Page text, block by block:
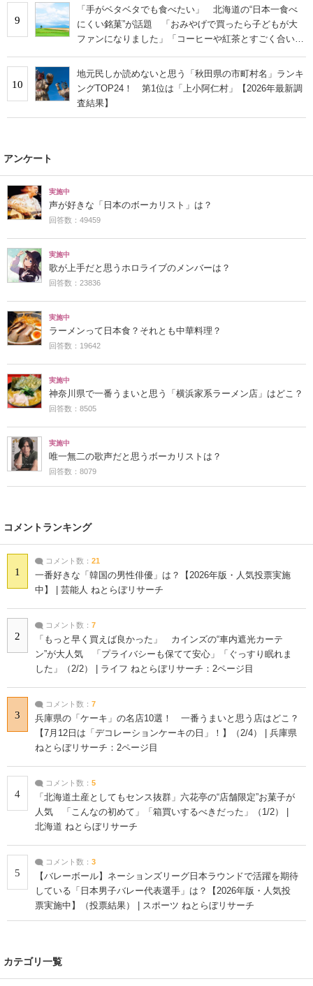
9
「手がベタベタでも食べたい」 北海道の“日本一食べ
にくい銘菓”が話題 「おみやげで買ったら子どもが大
ファンになりました」「コーヒーや紅茶とすごく合いま
10
地元民しか読めないと思う「秋田県の市町村名」ランキ
ングTOP24！ 第1位は「上小阿仁村」【2026年最新調
査結果】
アンケート
実施中
声が好きな「日本のボーカリスト」は？
回答数：49459
実施中
歌が上手だと思うホロライブのメンバーは？
回答数：23836
実施中
ラーメンって日本食？それとも中華料理？
回答数：19642
実施中
神奈川県で一番うまいと思う「横浜家系ラーメン店」はどこ？
回答数：8505
実施中
唯一無二の歌声だと思うボーカリストは？
回答数：8079
コメントランキング
1
コメント数： 21
一番好きな「韓国の男性俳優」は？【2026年版・人気投票実施
中】 | 芸能人 ねとらぼリサーチ
2
コメント数： 7
「もっと早く買えば良かった」 カインズの“車内遮光カーテ
ン”が大人気 「プライバシーも保てて安心」「ぐっすり眠れま
した」（2/2） | ライフ ねとらぼリサーチ：2ページ目
3
コメント数： 7
兵庫県の「ケーキ」の名店10選！ 一番うまいと思う店はどこ？
【7月12日は「デコレーションケーキの日」！】（2/4） | 兵庫県
ねとらぼリサーチ：2ページ目
4
コメント数： 5
「北海道土産としてもセンス抜群」六花亭の“店舗限定”お菓子が
人気 「こんなの初めて」「箱買いするべきだった」（1/2） |
北海道 ねとらぼリサーチ
5
コメント数： 3
【バレーボール】ネーションズリーグ日本ラウンドで活躍を期待
している「日本男子バレー代表選手」は？【2026年版・人気投
票実施中】（投票結果） | スポーツ ねとらぼリサーチ
カテゴリ一覧